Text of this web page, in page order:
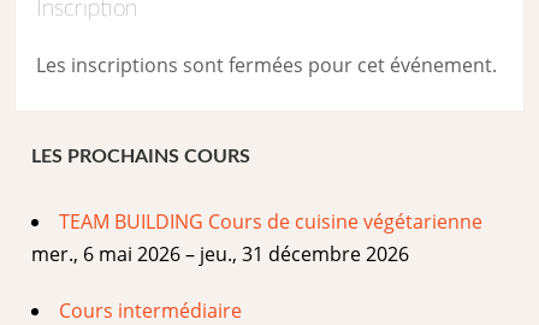
Inscription
Les inscriptions sont fermées pour cet événement.
LES PROCHAINS COURS
TEAM BUILDING Cours de cuisine végétarienne
mer., 6 mai 2026 – jeu., 31 décembre 2026
Cours intermédiaire